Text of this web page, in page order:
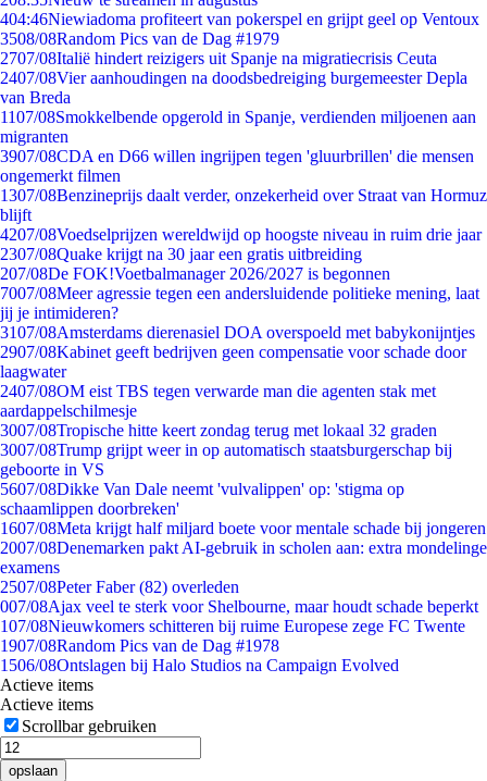
404:46Niewiadoma profiteert van pokerspel en grijpt geel op Ventoux
3508/08Random Pics van de Dag #1979
2707/08Italië hindert reizigers uit Spanje na migratiecrisis Ceuta
2407/08Vier aanhoudingen na doodsbedreiging burgemeester Depla
van Breda
1107/08Smokkelbende opgerold in Spanje, verdienden miljoenen aan
migranten
3907/08CDA en D66 willen ingrijpen tegen 'gluurbrillen' die mensen
ongemerkt filmen
1307/08Benzineprijs daalt verder, onzekerheid over Straat van Hormuz
blijft
4207/08Voedselprijzen wereldwijd op hoogste niveau in ruim drie jaar
2307/08Quake krijgt na 30 jaar een gratis uitbreiding
207/08De FOK!Voetbalmanager 2026/2027 is begonnen
7007/08Meer agressie tegen een andersluidende politieke mening, laat
jij je intimideren?
3107/08Amsterdams dierenasiel DOA overspoeld met babykonijntjes
2907/08Kabinet geeft bedrijven geen compensatie voor schade door
laagwater
2407/08OM eist TBS tegen verwarde man die agenten stak met
aardappelschilmesje
3007/08Tropische hitte keert zondag terug met lokaal 32 graden
3007/08Trump grijpt weer in op automatisch staatsburgerschap bij
geboorte in VS
5607/08Dikke Van Dale neemt 'vulvalippen' op: 'stigma op
schaamlippen doorbreken'
1607/08Meta krijgt half miljard boete voor mentale schade bij jongeren
2007/08Denemarken pakt AI-gebruik in scholen aan: extra mondelinge
examens
2507/08Peter Faber (82) overleden
007/08Ajax veel te sterk voor Shelbourne, maar houdt schade beperkt
107/08Nieuwkomers schitteren bij ruime Europese zege FC Twente
1907/08Random Pics van de Dag #1978
1506/08Ontslagen bij Halo Studios na Campaign Evolved
Actieve items
Actieve items
Scrollbar gebruiken
opslaan